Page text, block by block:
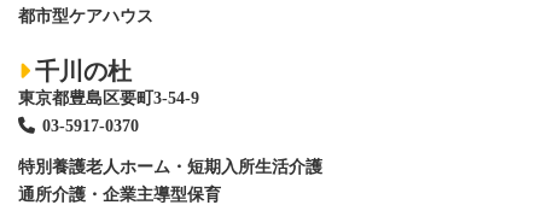
都市型ケアハウス
千川の杜
東京都豊島区要町3-54-9
03-5917-0370
特別養護老人ホーム ・短期入所生活介護
通所介護・企業主導型保育